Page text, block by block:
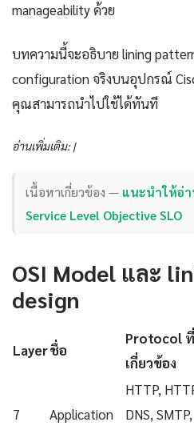
manageability ด้วย
บทความนี้จะอธิบาย lining
configuration จริงบนอุปกรณ์
คุณสามารถนำไปใช้ได้ทันที
อ่านเพิ่มเติม: |
เนื้อหาเกี่ยวข้อง — แนะนำให้อ่า
Service Level Objective SLO
OSI Model และ
design
Layerชื่อ
Protocol ที่
เกี่ยวข้อง
7 Application
HTTP,
DNS,